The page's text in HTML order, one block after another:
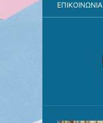
ΕΠΙΚΟΙΝΩΝΊΑ